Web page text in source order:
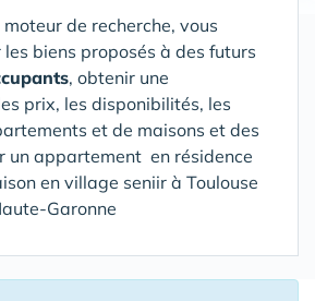
de recherche, vous
biens proposés à des futurs
, obtenir une
prix, les disponibilités, les
et de maisons et des
un appartement en résidence
en village seniir à Toulouse
Garonne